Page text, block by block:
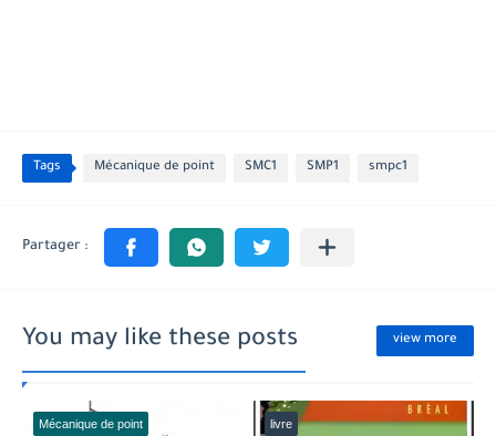
Tags Mécanique de point SMC1 SMP1 smpc1
You may like these posts view more
Mécanique de point livre